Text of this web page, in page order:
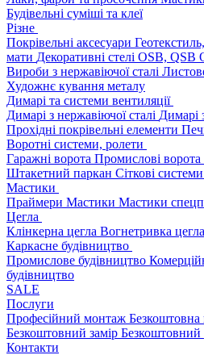
Будівельні суміші та клеї
Різне
Покрівельні аксесуари
мати Декоративні стелі OSB, QSB
Вироби з нержавіючої сталі
Художнє кування металу
Димарі та системи вентиляції
Димарі з нержавіючої сталі Димарі
Прохідні покрівельні елементи
Воротні системи, ролети
Гаражні ворота Промислові ворота
Штакетний паркан Сіткові
Мастики
Праймери Мастики Мастики
Цегла
Клінкерна цегла Вогнетривка цегла
Каркасне будівництво
Промислове будівництво
будівництво
SALE
Послуги
Професійний монтаж Безкоштовна
Безкоштовний замір Безкоштовний
Контакти